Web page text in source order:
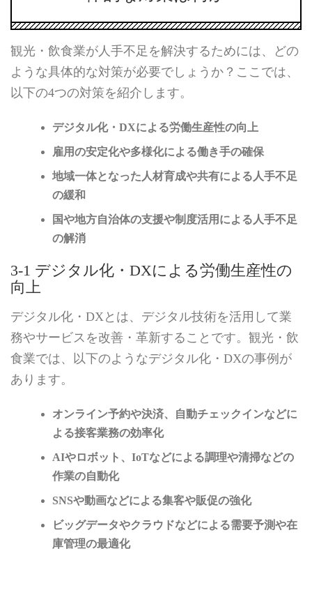
観光・飲食業が人手不足を解決するためには、どの
ような具体的な対策が必要でしょうか？ここでは、
以下の4つの対策を紹介します。
デジタル化・DXによる労働生産性の向上
雇用の安定化や多様化による働き手の確保
地域一体となった人材育成や共有による人手不足
の緩和
国や地方自治体の支援や制度活用による人手不足
の解消
3-1 デジタル化・DXによる労働生産性の
向上
デジタル化・DXとは、デジタル技術を活用して業
務やサービスを改善・革新することです。観光・飲
食業では、以下のようなデジタル化・DXの事例が
あります。
オンライン予約や決済、自動チェックインなどに
よる接客業務の効率化
AIやロボット、IoTなどによる調理や清掃などの
作業の自動化
SNSや動画などによる集客や販促の強化
ビッグデータやクラウドなどによる需要予測や在
庫管理の最適化